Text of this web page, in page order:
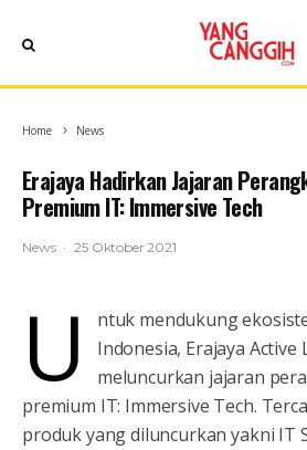
Home News
Erajaya Hadirkan Jajaran
Premium IT: Immersive Tech
News · 25 Oktober 2021
U
ntuk mendukung
Indonesia, Erajaya Active
meluncurkan jajaran
premium IT: Immersive Tech.
produk yang diluncurkan yakni IT